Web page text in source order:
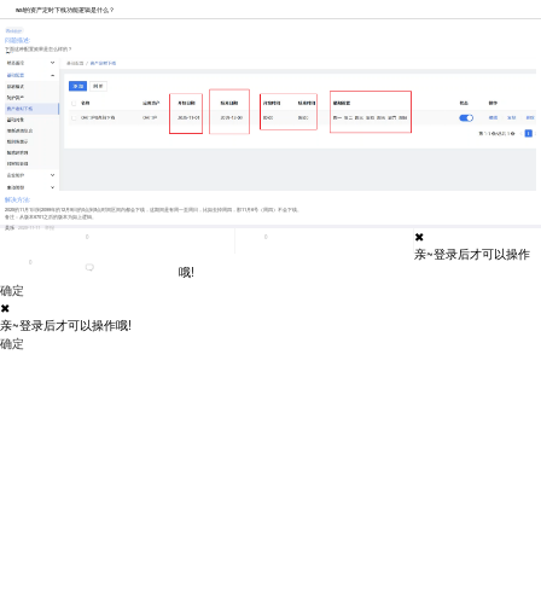
waf的资产定时下线功能逻辑是什么？
Web防护
问题描述:
下面这种配置效果是怎么样的？
解决方法:
2025的11月1日到2099年的12月9日的0点到8点时间区间内都会下线，这期间是有周一至周日，比如去掉周四，那11月6号（周四）不会下线。
备注：从版本6701之后的版本为如上逻辑。
吴乐 2025-11-11
举报
0
0
0
✖
亲~登录后才可以操作
哦!
确定
✖
亲~登录后才可以操作哦!
确定